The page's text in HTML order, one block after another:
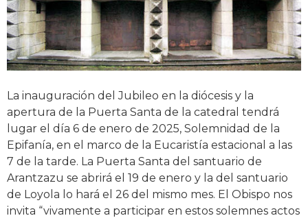
La inauguración del Jubileo en la diócesis y la
apertura de la Puerta Santa de la catedral tendrá
lugar el día 6 de enero de 2025, Solemnidad de la
Epifanía, en el marco de la Eucaristía estacional a las
7 de la tarde. La Puerta Santa del santuario de
Arantzazu se abrirá el 19 de enero y la del santuario
de Loyola lo hará el 26 del mismo mes. El Obispo nos
invita “vivamente a participar en estos solemnes actos